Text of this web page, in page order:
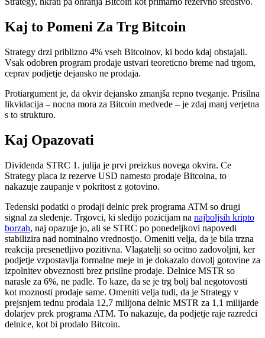
Kaj to Pomeni Za Trg Bitcoin
Strategy drzi priblizno 4% vseh Bitcoinov, ki bodo kdaj obstajali.
Vsak odobren program prodaje ustvari teoreticno breme nad trgom,
ceprav podjetje dejansko ne prodaja.
Protiargument je, da okvir dejansko zmanjša repno tveganje. Prisilna
likvidacija – nocna mora za Bitcoin medvede – je zdaj manj verjetna
s to strukturo.
Kaj Opazovati
Dividenda STRC 1. julija je prvi preizkus novega okvira. Ce
Strategy placа iz rezerve USD namesto prodaje Bitcoina, to
nakazuje zaupanje v pokritost z gotovino.
Tedenski podatki o prodaji delnic prek programa ATM so drugi
signal za sledenje. Trgovci, ki sledijo pozicijam na najboljsih kripto
borzah, naj opazuje jo, ali se STRC po ponedeljkovi napovedi
stabilizira nad nominalno vrednostjo. Omeniti velja, da je bila trzna
reakcija presenetljivo pozitivna. Vlagatelji so ocitno zadovoljni, ker
podjetje vzpostavlja formalne meje in je dokazalo dovolj gotovine za
izpolnitev obveznosti brez prisilne prodaje. Delnice MSTR so
narasle za 6%, ne padle. To kaze, da se je trg bolj bal negotovosti
kot moznosti prodaje same. Omeniti velja tudi, da je Strategy v
prejsnjem tednu prodala 12,7 milijona delnic MSTR za 1,1 milijarde
dolarjev prek programa ATM. To nakazuje, da podjetje raje razredci
delnice, kot bi prodalo Bitcoin.